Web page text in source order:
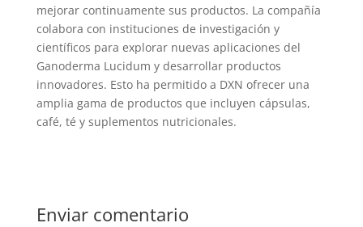
mejorar continuamente sus productos. La compañía
colabora con instituciones de investigación y
científicos para explorar nuevas aplicaciones del
Ganoderma Lucidum y desarrollar productos
innovadores. Esto ha permitido a DXN ofrecer una
amplia gama de productos que incluyen cápsulas,
café, té y suplementos nutricionales.
Enviar comentario